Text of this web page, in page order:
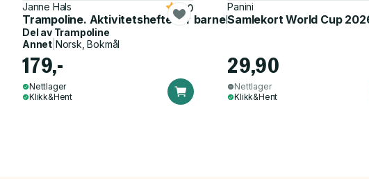
Janne Hals
Trampoline. Aktivitetshefte for barnehagen
5.0
Del av Trampoline
Annet Norsk, Bokmål
179,-
Nettlager
Klikk&Hent
Panini
Samlekort World Cup
29,90
Nettlager
Klikk&Hent